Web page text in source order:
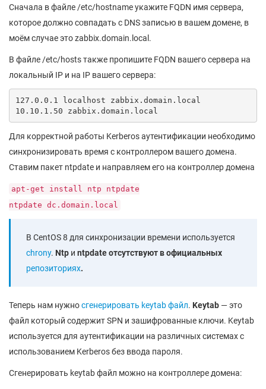
Сначала в файле /etc/hostname укажите FQDN имя сервера,
которое должно совпадать с DNS записью в вашем домене, в
моём случае это zabbix.domain.local.
В файле /etc/hosts также пропишите FQDN вашего сервера на
локальный IP и на IP вашего сервера:
127.0.0.1 localhost zabbix.domain.local
10.10.1.50 zabbix.domain.local
Для корректной работы Kerberos аутентификации необходимо
синхронизировать время с контроллером вашего домена.
Ставим пакет ntpdate и направляем его на контроллер домена
apt-get install ntp ntpdate
ntpdate dc.domain.local
В CentOS 8 для синхронизации времени используется
chrony. Ntp и ntpdate отсутствуют в официальных
репозиториях.
Теперь нам нужносгенерировать keytab файл. Keytab — это
файл который содержит SPN и зашифрованные ключи. Keytab
используется для аутентификации на различных системах с
использованием Kerberos без ввода пароля.
Сгенерировать keytab файл можно на контроллере домена: